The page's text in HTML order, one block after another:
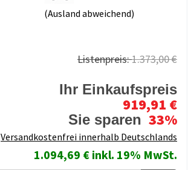
(Ausland abweichend)
Listenpreis:1.373,00 €
Ihr Einkaufspreis
919,91 €
Sie sparen 33%
Versandkostenfrei innerhalb Deutschlands
1.094,69 € inkl. 19% MwSt.